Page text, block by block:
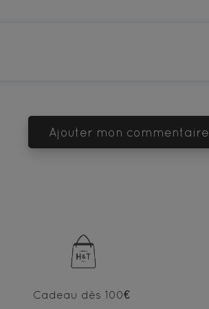
Ajouter mon commentaire
Cadeau dès 100€